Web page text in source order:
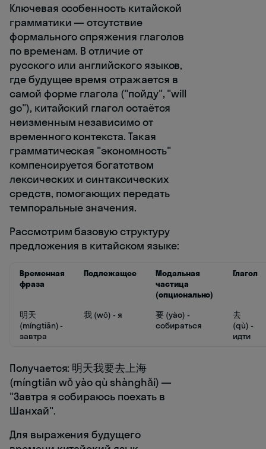
Ключевая особенность китайской
грамматики — отсутствие
формального спряжения глаголов
по временам. В отличие от
русского или английского языков,
где будущее время отражается в
самой форме глагола ("пойду", "will
go"), китайский глагол остаётся
неизменным независимо от
временного контекста. Такая
грамматическая "экономность"
компенсируется богатством
лексических и синтаксических
средств, помогающих передать
темпоральные значения.
Рассмотрим базовую структуру
предложения в китайском языке:
Временная
фраза
Подлежащее
Модальная
частица
(опционально)
Глагол
明天
(míngtiān) -
завтра
我 (wǒ) - я
要 (yào) -
собираться
去
(qù) -
идти
Получается: 明天我要去上海
(míngtiān wǒ yào qù shànghǎi) —
"Завтра я собираюсь поехать в
Шанхай".
Для выражения будущего